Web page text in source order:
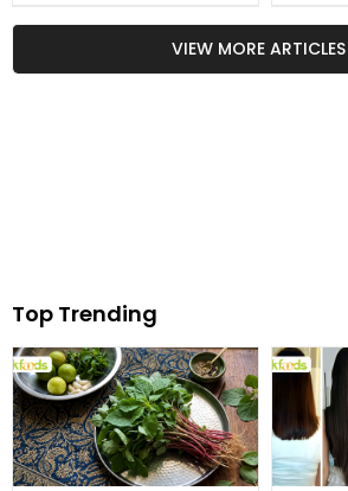
تھی اور کیا اب بھی ملتی
ہے؟
آپ کی
VIEW MORE ARTICLES
Top Trending